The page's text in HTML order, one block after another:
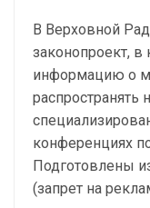
В Верховной
законопроект, в
информацию о
конференциях
Подготовлены
(запрет на